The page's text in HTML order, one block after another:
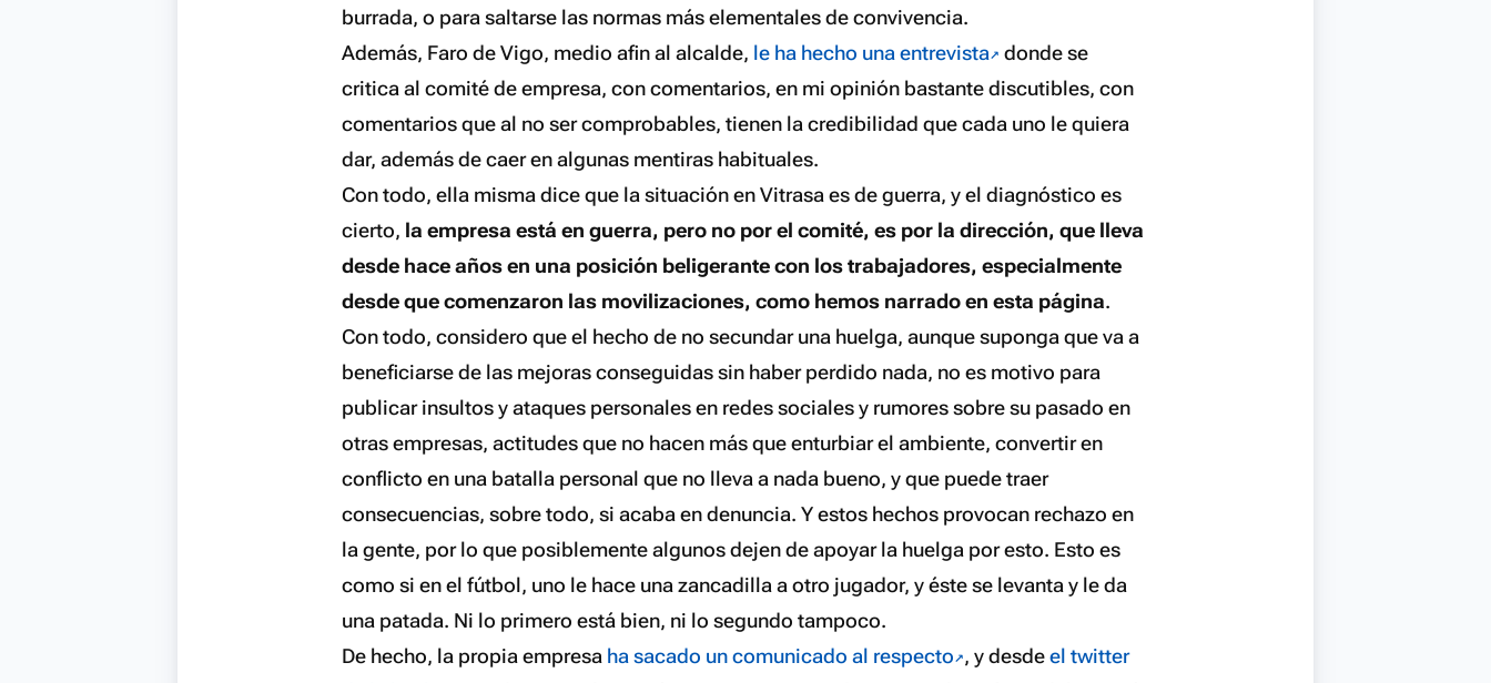
burrada, o para saltarse las normas más elementales de convivencia.
Además, Faro de Vigo, medio afin al alcalde, le ha hecho una entrevista
donde se
critica al comité de empresa, con comentarios, en mi opinión bastante discutibles, con
comentarios que al no ser comprobables, tienen la credibilidad que cada uno le quiera
dar, además de caer en algunas mentiras habituales.
Con todo, ella misma dice que la situación en Vitrasa es de guerra, y el diagnóstico es
cierto, la empresa está en guerra, pero no por el comité, es por la dirección, que lleva
desde hace años en una posición beligerante con los trabajadores, especialmente
desde que comenzaron las movilizaciones, como hemos narrado en esta página.
Con todo, considero que el hecho de no secundar una huelga, aunque suponga que va a
beneficiarse de las mejoras conseguidas sin haber perdido nada, no es motivo para
publicar insultos y ataques personales en redes sociales y rumores sobre su pasado en
otras empresas, actitudes que no hacen más que enturbiar el ambiente, convertir en
conflicto en una batalla personal que no lleva a nada bueno, y que puede traer
consecuencias, sobre todo, si acaba en denuncia. Y estos hechos provocan rechazo en
la gente, por lo que posiblemente algunos dejen de apoyar la huelga por esto. Esto es
como si en el fútbol, uno le hace una zancadilla a otro jugador, y éste se levanta y le da
una patada. Ni lo primero está bien, ni lo segundo tampoco.
De hecho, la propia empresa ha sacado un comunicado al respecto , y desdeel twitter